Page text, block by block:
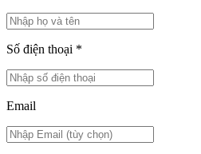
Số điện thoại *
Email